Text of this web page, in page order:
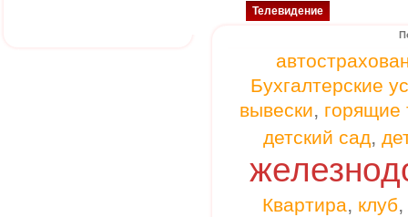
Телевидение
Бухгалтерские
вывески, горящие
детский сад,
Квартира, клуб,